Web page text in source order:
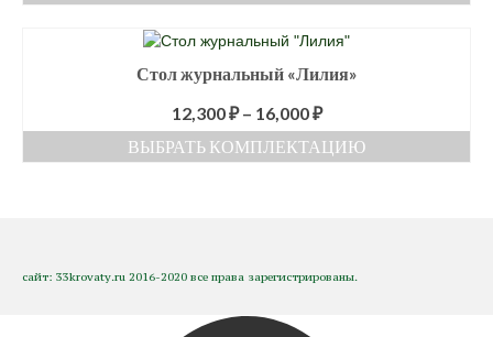
выбрать
товара.
товар
несколько
вариаций.
Опции
можно
Стол журнальный «Лилия»
12,300₽– 16,000₽
ВЫБРАТЬ КОМПЛЕКТАЦИЮ
Опции
выбрать
сайт: 33krovaty.ru 2016-2020 все права зарегистрированы.